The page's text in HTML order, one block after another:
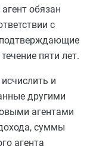
обязан
с
пяти лет.
и
другими
агентами
суммы
агента